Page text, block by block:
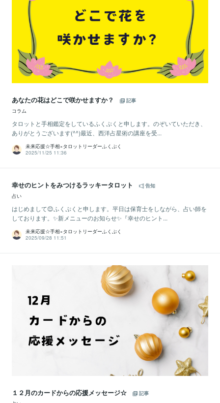
あなたの花はどこで咲かせますか？
記事
コラム
タロットと手相鑑定をしているふくぷくと申します。のぞいていただき、
ありがとうございます(^^)最近、西洋占星術の講座を受...
未来応援☆手相×タロットリーダーふくぷく
2025/11/25 11:36
幸せのヒントをみつけるラッキータロット
告知
占い
はじめまして😊ふくぷくと申します。平日は保育士をしながら、占い師を
しております。✨新メニューのお知らせ✨『幸せのヒント...
未来応援☆手相×タロットリーダーふくぷく
2025/09/28 11:51
１２月のカードからの応援メッセージ☆
記事